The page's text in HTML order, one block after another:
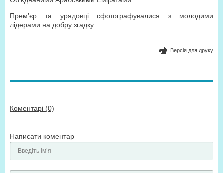
Прем’єр та урядовці сфотографувалися з молодими
лідерами на добру згадку.
Версія для друку
Коментарі (0)
Написати коментар